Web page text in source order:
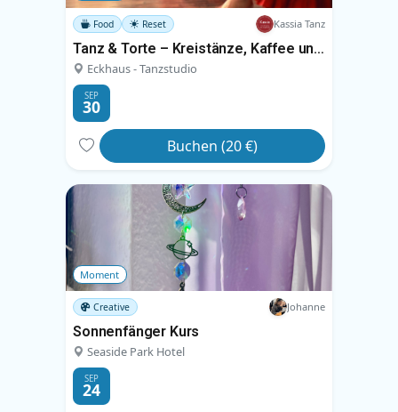
Food Reset Kassia Tanz
Tanz & Torte – Kreistänze, Kaffee und Kuchen
Eckhaus - Tanzstudio
SEP
30
Buchen (20 €)
Moment
Creative Johanne
Sonnenfänger Kurs
Seaside Park Hotel
SEP
24